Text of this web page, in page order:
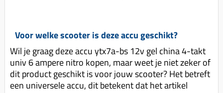
Voor welke scooter is deze accu geschikt?
Wil je graag deze accu ytx7a-bs 12v gel china 4-takt
univ 6 ampere nitro kopen, maar weet je niet zeker of
dit product geschikt is voor jouw scooter? Het betreft
een universele accu, dit betekent dat het artikel